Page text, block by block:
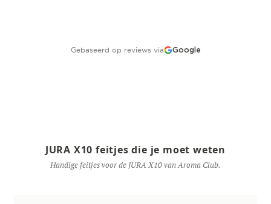
Gebaseerd op reviews via Google
JURA X10 feitjes die je moet weten
Handige feitjes voor de JURA X10 van Aroma Club.